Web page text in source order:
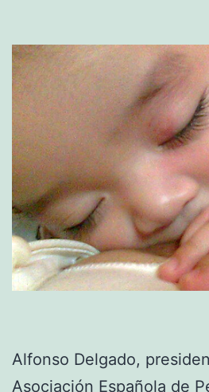
Alfonso Delgado,
Asociación Española de